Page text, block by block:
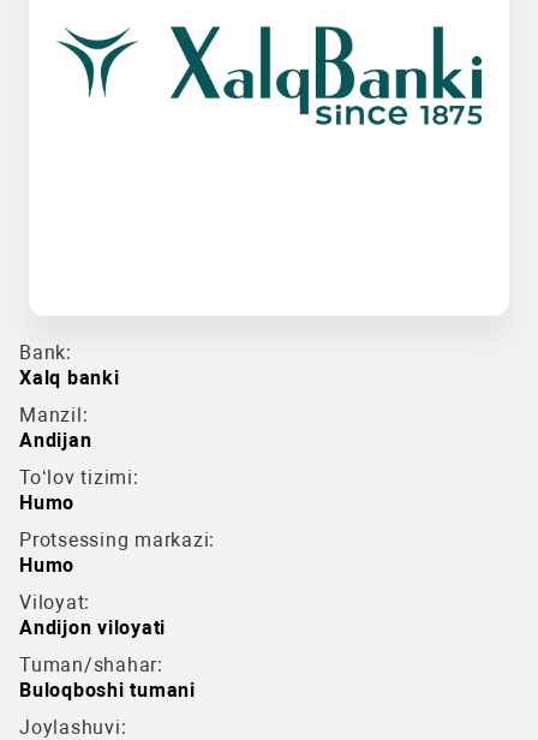
Bank:
Xalq banki
Manzil:
Andijan
To‘lov tizimi:
Humo
Protsessing markazi:
Humo
Viloyat:
Andijon viloyati
Tuman/shahar:
Buloqboshi tumani
Joylashuvi: